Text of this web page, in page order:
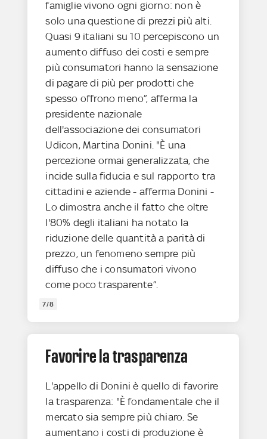
famiglie vivono ogni giorno: non è
solo una questione di prezzi più alti.
Quasi 9 italiani su 10 percepiscono un
aumento diffuso dei costi e sempre
più consumatori hanno la sensazione
di pagare di più per prodotti che
spesso offrono meno”, afferma la
presidente nazionale
dell'associazione dei consumatori
Udicon, Martina Donini. "È una
percezione ormai generalizzata, che
incide sulla fiducia e sul rapporto tra
cittadini e aziende - afferma Donini -
Lo dimostra anche il fatto che oltre
l'80% degli italiani ha notato la
riduzione delle quantità a parità di
prezzo, un fenomeno sempre più
diffuso che i consumatori vivono
come poco trasparente”.
7/8
Favorire la trasparenza
L'appello di Donini è quello di favorire
la trasparenza: "È fondamentale che il
mercato sia sempre più chiaro. Se
aumentano i costi di produzione è